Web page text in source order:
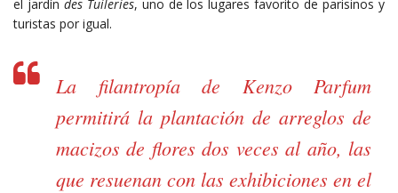
el jardín des Tuileries, uno de los lugares favorito de parisinos y
turistas por igual.
La filantropía de Kenzo Parfum
permitirá la plantación de arreglos de
macizos de flores dos veces al año, las
que resuenan con las exhibiciones en el